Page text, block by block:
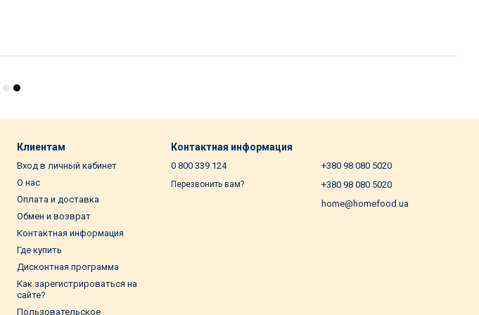
Клиентам
Вход в личный кабинет
О нас
Оплата и доставка
Обмен и возврат
Контактная информация
Где купить
Дисконтная программа
Как зарегистрироваться на
сайте?
Пользовательское
Контактная информация
0 800 339 124
Перезвонить вам?
+380 98 080 5020
+380 98 080 5020
home@homefood.ua